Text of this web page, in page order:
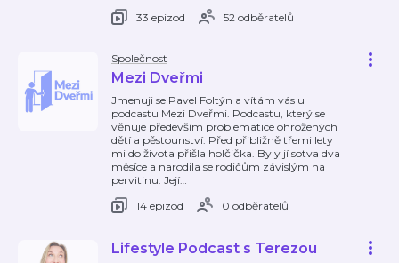
33 epizod
52 odběratelů
Společnost
Mezi Dveřmi
Jmenuji se Pavel Foltýn a vítám vás u
podcastu Mezi Dveřmi. Podcastu, který se
věnuje především problematice ohrožených
dětí a pěstounství. Před přibližně třemi lety
mi do života přišla holčička. Byly jí sotva dva
měsíce a narodila se rodičům závislým na
pervitinu. Její…
14 epizod
0 odběratelů
Lifestyle Podcast s Terezou